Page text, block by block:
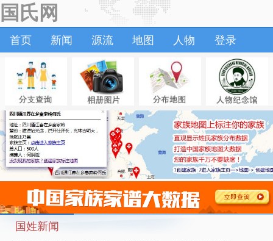
国氏网
首页 新闻 源流 地图 人物 登录
国姓新闻